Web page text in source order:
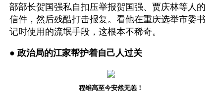
部部长贺国强私自扣压举报贺国强、贾庆林等人的
信件，然后残酷打击报复。看他在重庆选举市委书
记时使用的流氓手段，这根本不稀奇。
● 政治局的江家帮护着自己人过关
程维高至今安然无恙！